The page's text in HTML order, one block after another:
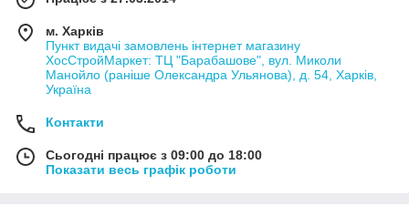
м. Харків
Пункт видачі замовлень інтернет магазину
ХосСтройМаркет: ТЦ "Барабашове", вул. Миколи
Манойло (раніше Олександра Ульянова), д. 54, Харків,
Україна
Контакти
Сьогодні працює з 09:00 до 18:00
Показати весь графік роботи